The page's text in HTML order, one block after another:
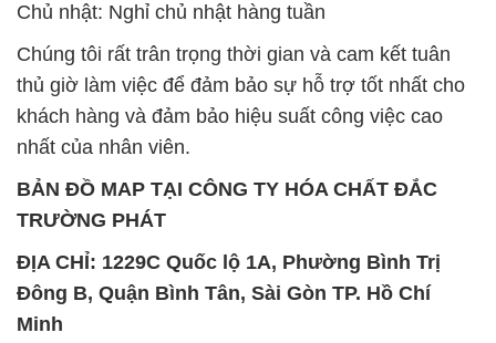
Chủ nhật: Nghỉ chủ nhật hàng tuần
Chúng tôi rất trân trọng thời gian và cam kết tuân
thủ giờ làm việc để đảm bảo sự hỗ trợ tốt nhất cho
khách hàng và đảm bảo hiệu suất công việc cao
nhất của nhân viên.
BẢN ĐỒ MAP TẠI CÔNG TY HÓA CHẤT ĐẮC
TRƯỜNG PHÁT
ĐỊA CHỈ: 1229C Quốc lộ 1A, Phường Bình Trị
Đông B, Quận Bình Tân, Sài Gòn TP. Hồ Chí
Minh